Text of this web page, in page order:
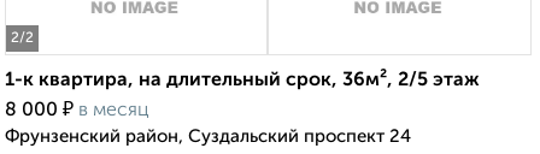
2/2
1-к квартира, на длительный срок, 36м², 2/5 этаж
8 000 ₽ в месяц
Фрунзенский район, Суздальский проспект 24